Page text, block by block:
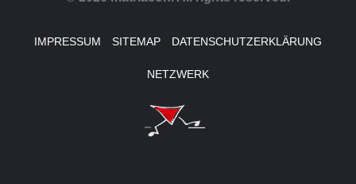
IMPRESSUM SITEMAP DATENSCHUTZERKLÄRUNG
NETZWERK